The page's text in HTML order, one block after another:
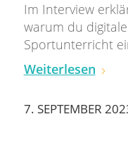
Im Interview
warum du
Sportunterricht
Weiterlesen
7. SEPTEMBER